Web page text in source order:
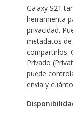
Galaxy S21
herramienta
privacidad.
metadatos
compartirlos.
Privado
puede
envía y